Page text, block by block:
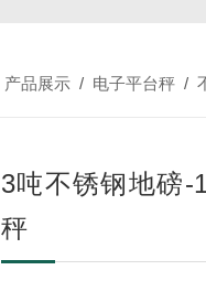
产品展示 / 电子平台秤 /
3吨不锈钢地磅-
秤